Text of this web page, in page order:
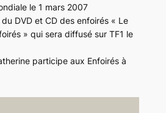
le 1 mars 2007
DVD et CD des enfoirés « Le
» qui sera diffusé sur TF1 le
participe aux Enfoirés à